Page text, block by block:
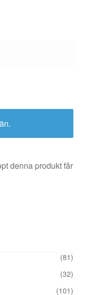
denna produkt får
(81)
(32)
(101)